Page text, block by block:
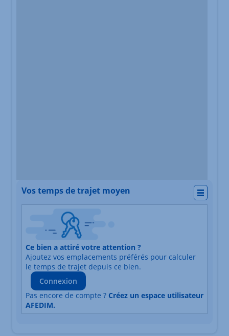
Vos temps de trajet moyen
Nature du lieu
Adresse
Durée du trajet en voiture
Durée du trajet en
Ce bien a attiré votre attention ?
Ajoutez vos emplacements préférés pour calculer
le temps de trajet depuis ce bien.
Connexion
Pas encore de compte ? Créez un espace utilisateur
AFEDIM.